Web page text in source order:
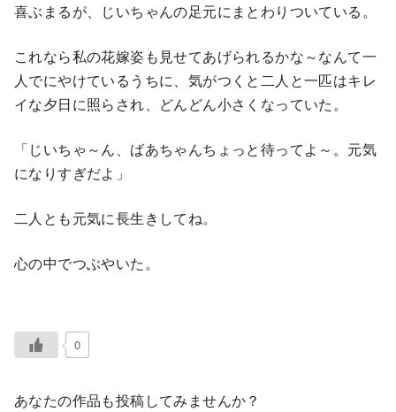
喜ぶまるが、じいちゃんの足元にまとわりついている。
これなら私の花嫁姿も見せてあげられるかな～なんて一
人でにやけているうちに、気がつくと二人と一匹はキレ
イな夕日に照らされ、どんどん小さくなっていた。
「じいちゃ～ん、ばあちゃんちょっと待ってよ～。元気
になりすぎだよ」
二人とも元気に長生きしてね。
心の中でつぶやいた。
0
あなたの作品も投稿してみませんか？